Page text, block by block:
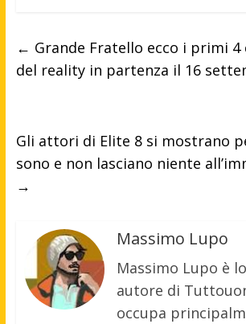
← Grande Fratello ecco i primi
del reality in partenza il 16
Gli attori di Elite 8 si mostrano
sono e non lasciano niente
→
Massimo Lupo
Massimo Lupo è
autore di
occupa